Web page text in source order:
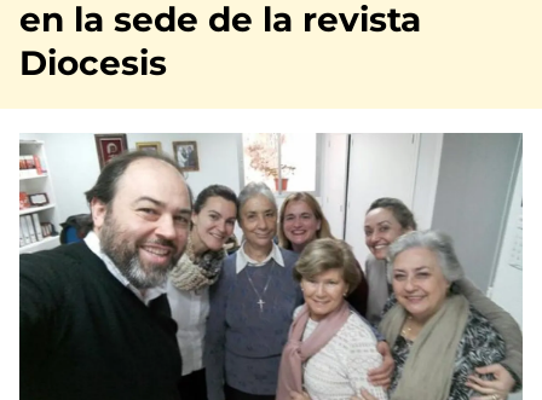
en la sede de la revista
Diocesis